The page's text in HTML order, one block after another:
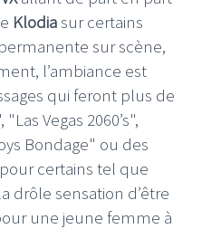
Klodiasur certains
sur scène,
l’ambiance est
qui feront plus de
Vegas 2060’s",
Bondage" ou des
certains tel que
drôle sensation d’être
une jeune femme à